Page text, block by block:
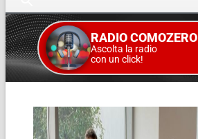
RADIO COMOZERO
Ascolta la radio
con un click!